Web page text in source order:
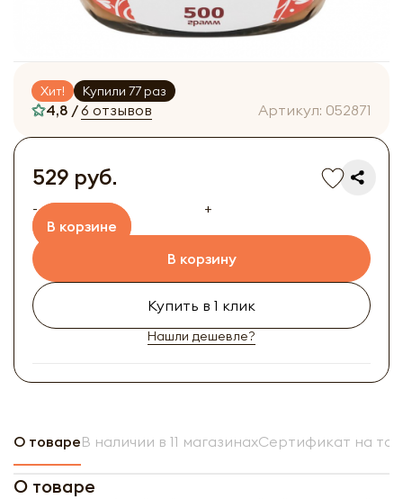
Хит! Купили 77 раз
4,8 /6 отзывов Артикул: 052871
529 руб.
-
+
В корзине
В корзину
Купить в 1 клик
Нашли дешевле?
О товареВ наличии в 11 магазинахСертификат на
О товаре